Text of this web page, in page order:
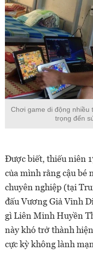
Chơi game di động nhiều
trọng đến
Được biết, thiếu niên
của mình rằng cậu bé
chuyên nghiệp (tại
đấu Vương Giả Vinh
gì Liên Minh Huyền
này khó trở thành
cực kỳ không lành